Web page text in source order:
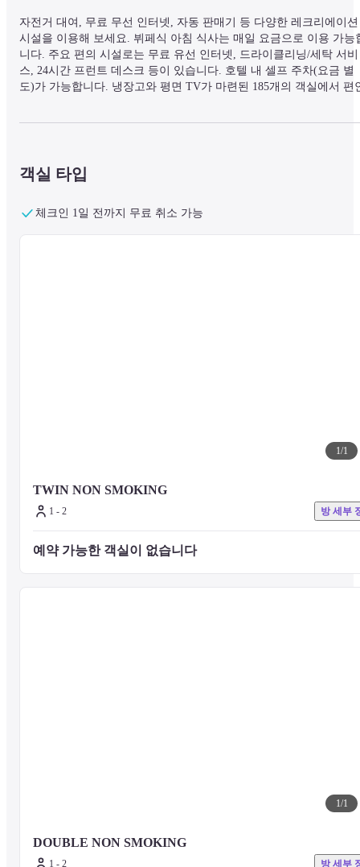
자전거 대여, 무료 무선 인터넷, 자동 판매기 등 다양한 레크리에이션
시설을 이용해 보세요. 뷔페식 아침 식사는 매일 요금으로 이용 가능
니다. 주요 편의 시설로는 무료 유선 인터넷, 드라이클리닝/세탁 서비
스, 24시간 프런트 데스크 등이 있습니다. 호텔 내 셀프 주차(요금 별
도)가 가능합니다. 냉장고와 평면 TV가 마련된 185개의 객실에서 편
장 가까운 0. 1마일 및 킬로미터 단위로 표시됩니다. 시즈오카 시립
술관 - 0. 7km / 0. 4mi - 신 시즈오카 세노바 쇼핑몰 - 1. 1km / 0. 7mi -
객실 타입
체크인 1일 전까지 무료 취소 가능
1/1
TWIN NON SMOKING
1 - 2 방 세부
예약 가능한 객실이 없습니다
1/1
DOUBLE NON SMOKING
1 - 2 방 세부